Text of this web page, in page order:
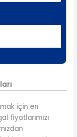
için en
fiyatlarımızı